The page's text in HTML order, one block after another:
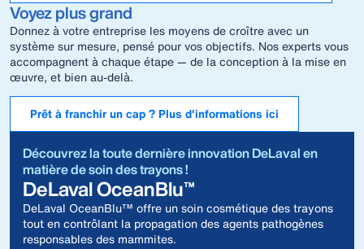
Voyez plus grand
Donnez à votre entreprise les moyens de croître avec un
système sur mesure, pensé pour vos objectifs. Nos experts vous
accompagnent à chaque étape — de la conception à la mise en
œuvre, et bien au-delà.
Prêt à franchir un cap ? Plus d'informations ici
Découvrez la toute dernière innovation DeLaval en
matière de soin des trayons !
DeLaval OceanBlu™
DeLaval OceanBlu™ offre un soin cosmétique des trayons
tout en contrôlant la propagation des agents pathogènes
responsables des mammites.